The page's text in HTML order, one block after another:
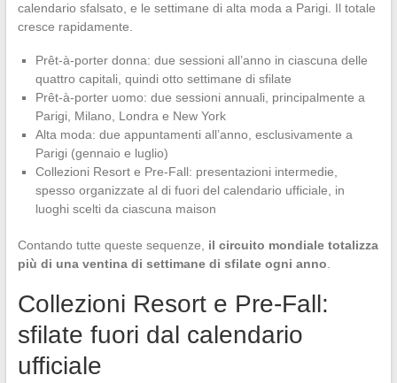
calendario sfalsato, e le settimane di alta moda a Parigi. Il totale
cresce rapidamente.
Prêt-à-porter donna: due sessioni all’anno in ciascuna delle
quattro capitali, quindi otto settimane di sfilate
Prêt-à-porter uomo: due sessioni annuali, principalmente a
Parigi, Milano, Londra e New York
Alta moda: due appuntamenti all’anno, esclusivamente a
Parigi (gennaio e luglio)
Collezioni Resort e Pre-Fall: presentazioni intermedie,
spesso organizzate al di fuori del calendario ufficiale, in
luoghi scelti da ciascuna maison
Contando tutte queste sequenze, il circuito mondiale totalizza
più di una ventina di settimane di sfilate ogni anno
Collezioni Resort e Pre-Fall:
sfilate fuori dal calendario
ufficiale